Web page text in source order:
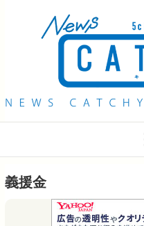
QAB
義援金